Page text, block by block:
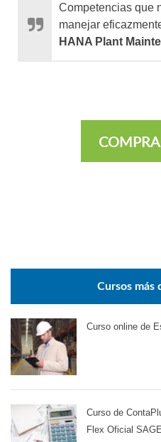
Competencias que
manejar
HANA Plant
Cursos más
Curso online de
Curso de
Flex Oficial